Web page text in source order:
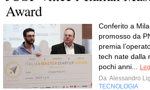
Award
Conferito a
promosso da
premia
tech nate dalla
pochi anni...
Da Alessandro
TECNOLOGIA